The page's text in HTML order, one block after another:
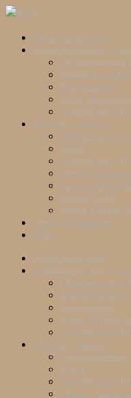
Shop/Gutscheine
GrugaSportClub –
Öffnungszeiten
Mitgliedschaften
Kursangebot
Reha- &
Anfahrt und
Therme – Sauna
Öffnungszeiten
Preise
Anfahrt und
Unsere
Speisen &
Events 2026
Sauna-Etikette
Unsere Massagen
FAQ
Shop/Gutscheine
GrugaSportClub –
Öffnungszeiten
Mitgliedschaften
Kursangebot
Reha- &
Anfahrt und
Therme – Sauna
Öffnungszeiten
Preise
Anfahrt und
Unsere